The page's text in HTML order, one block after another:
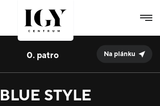
BLUE STYLE
0. Na plánku